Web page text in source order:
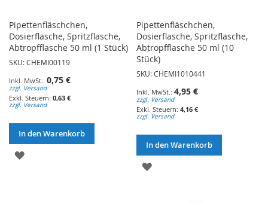
Pipettenfläschchen,
Dosierflasche, Spritzflasche,
Abtropfflasche 50 ml (1 Stück)
SKU: CHEMI00119
0,75 €
zzgl. Versand
0,63 €
zzgl. Versand
In den Warenkorb
ZUR
Pipettenfläschchen,
Dosierflasche, Spritzflasche,
Abtropfflasche 50 ml (10
Stück)
SKU: CHEMI1010441
4,95 €
zzgl. Versand
4,16 €
zzgl. Versand
In den Warenkorb
ZUR